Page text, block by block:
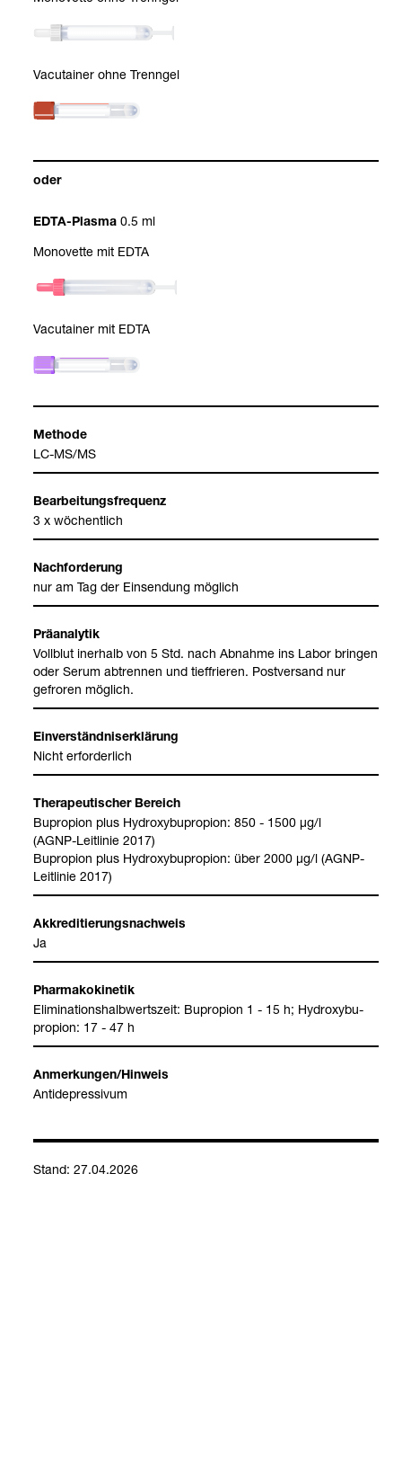
Vacu­tai­ner ohne Trenn­gel
oder
EDTA-​Plasma 0.5 ml
Mono­vette mit EDTA
Vacu­tai­ner mit EDTA
Methode
LC-​MS/MS
Bear­bei­tungs­fre­quenz
3 x wöchent­lich
Nach­for­de­rung
nur am Tag der Ein­sen­dung mög­lich
Prä­ana­ly­tik
Voll­blut inerhalb von 5 Std. nach Abnahme ins Labor brin­gen
oder Serum abtren­nen und tief­frie­ren. Post­ver­sand nur
gefro­ren mög­lich.
Ein­ver­ständ­nis­er­klä­rung
Nicht erfor­der­lich
The­ra­peu­ti­scher Bereich
Bupro­pion plus Hydroxy­bu­pro­pion: 850 - 1500 µg/l
(AGNP-​Leit­li­nie 2017)
Bupro­pion plus Hydroxy­bu­pro­pion: über 2000 µg/l (AGNP-​
Leit­li­nie 2017)
Akkre­di­tie­rungs­nach­weis
Ja
Phar­ma­ko­ki­ne­tik
Eli­mi­na­ti­ons­halb­werts­zeit: Bupro­pion 1 - 15 h; Hydroxy­bu­
pro­pion: 17 - 47 h
Anmer­kun­gen/Hin­weis
Anti­de­pres­si­vum
Stand: 27.04.2026